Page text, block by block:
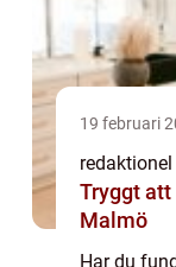
19 februari
redaktionel
Tryggt
Malmö
Har du